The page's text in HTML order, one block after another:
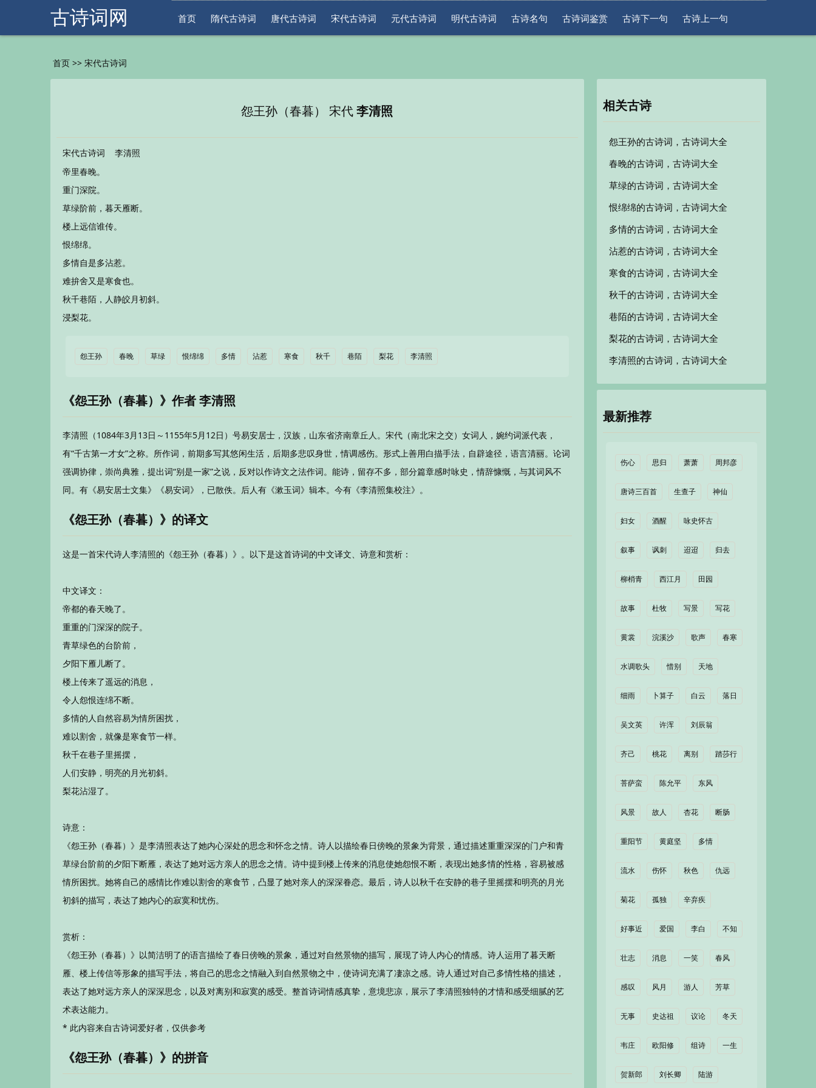
古诗词网 首页 隋代古诗词 唐代古诗词 宋代古诗词 元代古诗词 明代古诗词 古诗名句 古诗词鉴赏 古诗下一句 古诗上一句
首页 >> 宋代古诗词
怨王孙（春暮） 宋代 李清照
宋代古诗词 李清照
帝里春晚。
重门深院。
草绿阶前，暮天雁断。
楼上远信谁传。
恨绵绵。
多情自是多沾惹。
难拚舍又是寒食也。
秋千巷陌，人静皎月初斜。
浸梨花。
怨王孙 春晚 草绿 恨绵绵 多情 沾惹 寒食 秋千 巷陌 梨花 李清照
《怨王孙（春暮）》作者 李清照
李清照（1084年3月13日～1155年5月12日）号易安居士，汉族，山东省济南章丘人。宋代（南北宋之交）女词人，婉约词派代表，
有“千古第一才女”之称。所作词，前期多写其悠闲生活，后期多悲叹身世，情调感伤。形式上善用白描手法，自辟途径，语言清丽。论词
强调协律，崇尚典雅，提出词“别是一家”之说，反对以作诗文之法作词。能诗，留存不多，部分篇章感时咏史，情辞慷慨，与其词风不
同。有《易安居士文集》《易安词》，已散佚。后人有《漱玉词》辑本。今有《李清照集校注》。
《怨王孙（春暮）》的译文
这是一首宋代诗人李清照的《怨王孙（春暮）》。以下是这首诗词的中文译文、诗意和赏析：
中文译文：
帝都的春天晚了。
重重的门深深的院子。
青草绿色的台阶前，
夕阳下雁儿断了。
楼上传来了遥远的消息，
令人怨恨连绵不断。
多情的人自然容易为情所困扰，
难以割舍，就像是寒食节一样。
秋千在巷子里摇摆，
人们安静，明亮的月光初斜。
梨花沾湿了。
诗意：
《怨王孙（春暮）》是李清照表达了她内心深处的思念和怀念之情。诗人以描绘春日傍晚的景象为背景，通过描述重重深深的门户和青
草绿台阶前的夕阳下断雁，表达了她对远方亲人的思念之情。诗中提到楼上传来的消息使她怨恨不断，表现出她多情的性格，容易被感
情所困扰。她将自己的感情比作难以割舍的寒食节，凸显了她对亲人的深深眷恋。最后，诗人以秋千在安静的巷子里摇摆和明亮的月光
初斜的描写，表达了她内心的寂寞和忧伤。
赏析：
《怨王孙（春暮）》以简洁明了的语言描绘了春日傍晚的景象，通过对自然景物的描写，展现了诗人内心的情感。诗人运用了暮天断
雁、楼上传信等形象的描写手法，将自己的思念之情融入到自然景物之中，使诗词充满了凄凉之感。诗人通过对自己多情性格的描述，
表达了她对远方亲人的深深思念，以及对离别和寂寞的感受。整首诗词情感真挚，意境悲凉，展示了李清照独特的才情和感受细腻的艺
术表达能力。
* 此内容来自古诗词爱好者，仅供参考
《怨王孙（春暮）》的拼音
相关古诗
怨王孙的古诗词，古诗词大全
春晚的古诗词，古诗词大全
草绿的古诗词，古诗词大全
恨绵绵的古诗词，古诗词大全
多情的古诗词，古诗词大全
沾惹的古诗词，古诗词大全
寒食的古诗词，古诗词大全
秋千的古诗词，古诗词大全
巷陌的古诗词，古诗词大全
梨花的古诗词，古诗词大全
李清照的古诗词，古诗词大全
最新推荐
伤心 思归 萧萧 周邦彦
唐诗三百首 生查子 神仙
妇女 酒醒 咏史怀古
叙事 讽刺 迢迢 归去
柳梢青 西江月 田园
故事 杜牧 写景 写花
黄裳 浣溪沙 歌声 春寒
水调歌头 惜别 天地
细雨 卜算子 白云 落日
吴文英 许浑 刘辰翁
齐己 桃花 离别 踏莎行
菩萨蛮 陈允平 东风
风景 故人 杏花 断肠
重阳节 黄庭坚 多情
流水 伤怀 秋色 仇远
菊花 孤独 辛弃疾
好事近 爱国 李白 不知
壮志 消息 一笑 春风
感叹 风月 游人 芳草
无事 史达祖 议论 冬天
韦庄 欧阳修 组诗 一生
贺新郎 刘长卿 陆游